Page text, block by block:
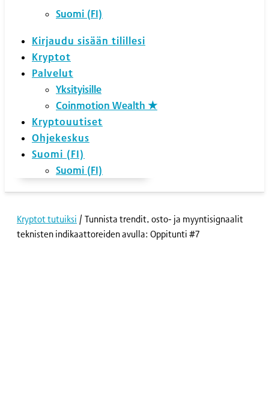
Suomi (FI)
Kirjaudu sisään tilillesi
Kryptot
Palvelut
Yksityisille
Coinmotion Wealth ★
Kryptouutiset
Ohjekeskus
Suomi (FI)
Suomi (FI)
Kryptot tutuiksi / Tunnista trendit, osto- ja myyntisignaalit
teknisten indikaattoreiden avulla: Oppitunti #7